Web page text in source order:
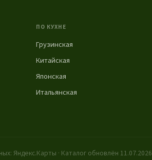
ПО КУХНЕ
Грузинская
Китайская
Японская
Итальянская
Яндекс.Карты · Каталог обновлён 11.07.2026